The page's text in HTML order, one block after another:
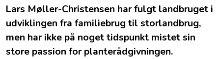
Lars Møller-Christensen har fulgt landbruget i
udviklingen fra familiebrug til storlandbrug,
men har ikke på noget tidspunkt mistet sin
store passion for planterådgivningen.